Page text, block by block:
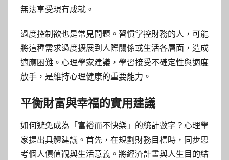
無法享受現有成就。
過度控制欲也是常見問題。習慣掌控財務的人，可能
將這種需求過度擴展到人際關係或生活各層面，造成
適應困難。心理學家建議，學習接受不確定性與適度
放手，是維持心理健康的重要能力。
平衡財富與幸福的實用建議
如何避免成為「富裕而不快樂」的統計數字？心理學
家提出具體建議。首先，在規劃財務目標時，同步思
考個人價值觀與生活意義。將經濟計畫與人生目的結